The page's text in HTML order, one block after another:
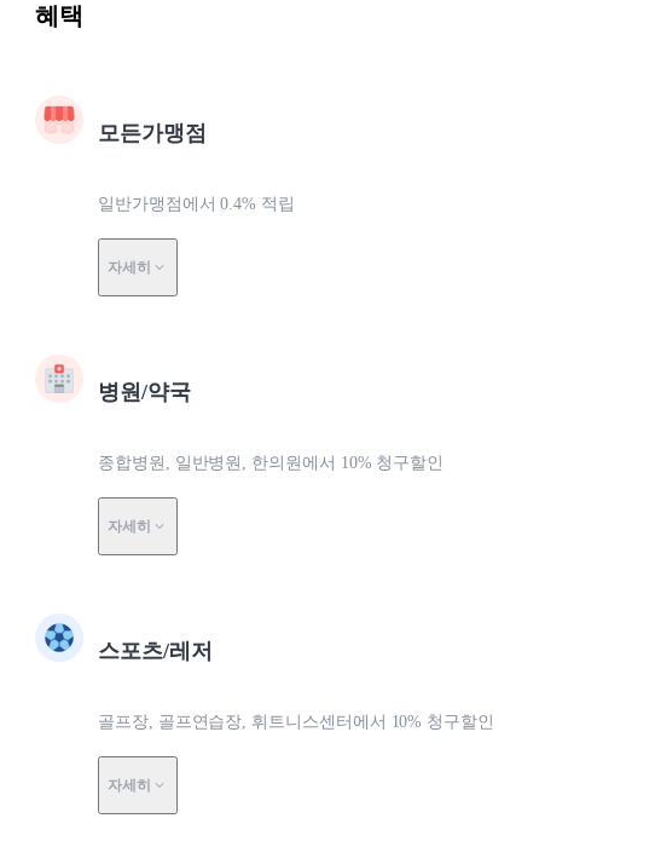
혜택
모든가맹점
일반가맹점에서 0.4% 적립
자세히
병원/약국
종합병원, 일반병원, 한의원에서 10% 청구할인
자세히
스포츠/레저
골프장, 골프연습장, 휘트니스센터에서 10% 청구할인
자세히